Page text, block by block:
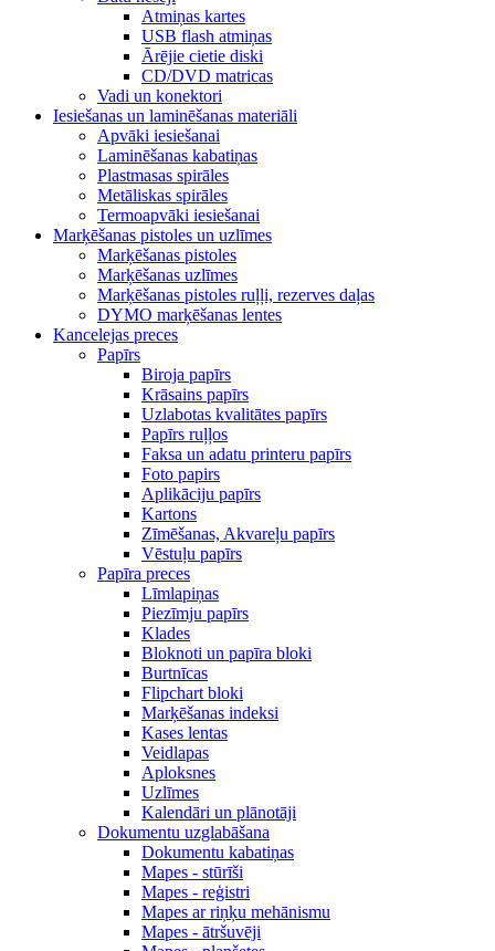
Atmiņas kartes
USB flash atmiņas
Ārējie cietie diski
CD/DVD matricas
Vadi un konektori
Iesiešanas un laminēšanas materiāli
Apvāki iesiešanai
Laminēšanas kabatiņas
Plastmasas spirāles
Metāliskas spirāles
Termoapvāki iesiešanai
Marķēšanas pistoles un uzlīmes
Marķēšanas pistoles
Marķēšanas uzlīmes
Marķēšanas pistoles ruļļi, rezerves daļas
DYMO marķēšanas lentes
Kancelejas preces
Papīrs
Biroja papīrs
Krāsains papīrs
Uzlabotas kvalitātes papīrs
Papīrs ruļļos
Faksa un adatu printeru papīrs
Foto papirs
Aplikāciju papīrs
Kartons
Zīmēšanas, Akvareļu papīrs
Vēstuļu papīrs
Papīra preces
Līmlapiņas
Piezīmju papīrs
Klades
Bloknoti un papīra bloki
Burtnīcas
Flipchart bloki
Marķēšanas indeksi
Kases lentas
Veidlapas
Aploksnes
Uzlīmes
Kalendāri un plānotāji
Dokumentu uzglabāšana
Dokumentu kabatiņas
Mapes - stūrīši
Mapes - reģistri
Mapes ar riņķu mehānismu
Mapes - ātršuvēji